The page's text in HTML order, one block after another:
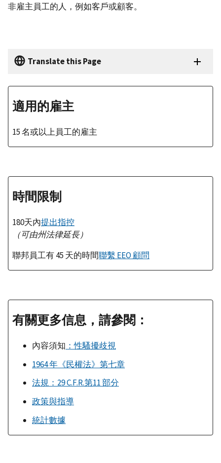
非雇主員工的人，例如客戶或顧客。
Translate this Page
適用的雇主
15 名或以上員工的雇主
時間限制
180天內提出指控
（可由州法律延長）
聯邦員工有 45 天的時間聯繫 EEO 顧問
有關更多信息，請參閱：
內容須知 ：性騷擾歧視
1964 年《民權法》第七章
法規：29 C.F.R.第11 部分
政策與指導
統計數據